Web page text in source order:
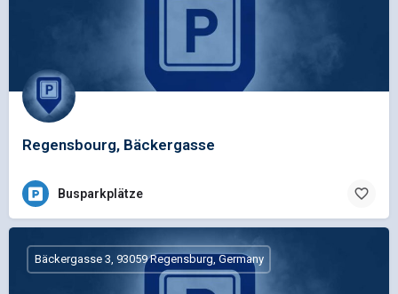
Regensbourg, Bäckergasse
Busparkplätze
Bäckergasse 3, 93059 Regensburg, Germany